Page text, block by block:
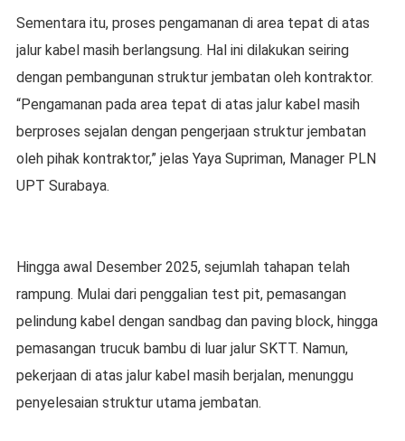
Sementara itu, proses pengamanan di area tepat di atas
jalur kabel masih berlangsung. Hal ini dilakukan seiring
dengan pembangunan struktur jembatan oleh kontraktor.
“Pengamanan pada area tepat di atas jalur kabel masih
berproses sejalan dengan pengerjaan struktur jembatan
oleh pihak kontraktor,” jelas Yaya Supriman, Manager PLN
UPT Surabaya.
Hingga awal Desember 2025, sejumlah tahapan telah
rampung. Mulai dari penggalian test pit, pemasangan
pelindung kabel dengan sandbag dan paving block, hingga
pemasangan trucuk bambu di luar jalur SKTT. Namun,
pekerjaan di atas jalur kabel masih berjalan, menunggu
penyelesaian struktur utama jembatan.